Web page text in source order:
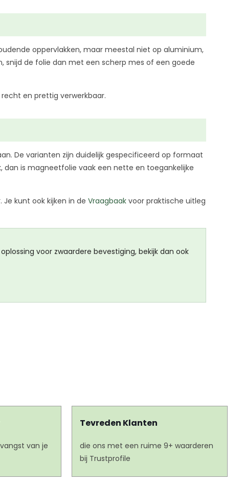
oppervlakken, maar meestal niet op aluminium,
snijd de folie dan met een scherp mes of een goede
en prettig verwerkbaar.
De varianten zijn duidelijk gespecificeerd op formaat
dan is magneetfolie vaak een nette en toegankelijke
Je kunt ook kijken in de Vraagbaak voor praktische uitleg
voor zwaardere bevestiging, bekijk dan ook
van je
Tevreden Klanten
die ons met een ruime 9+ waarderen
bij Trustprofile